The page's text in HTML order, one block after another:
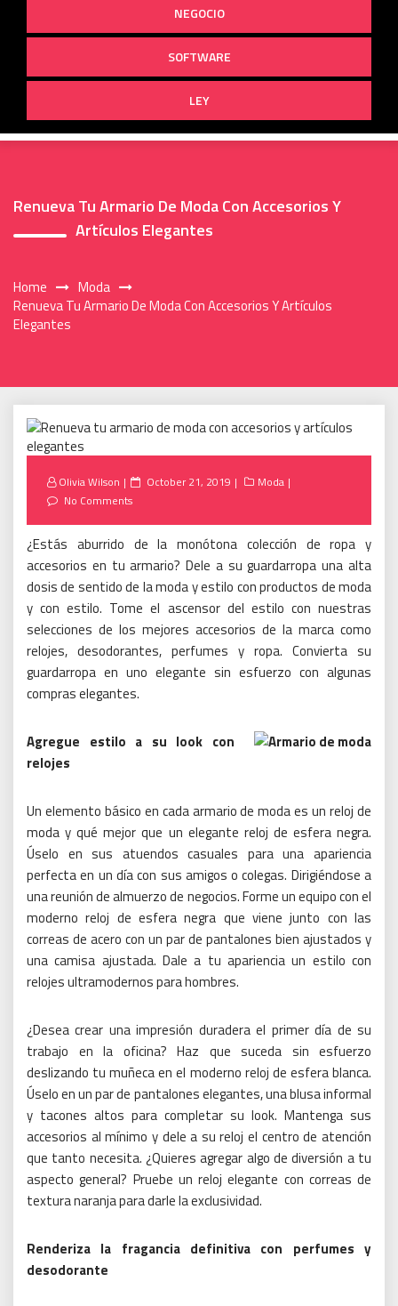
NEGOCIO
SOFTWARE
LEY
Renueva Tu Armario De Moda Con Accesorios Y
Artículos Elegantes
Home
Moda
Renueva Tu Armario De Moda Con Accesorios Y Artículos
Elegantes
Olivia Wilson
Posted
October 21, 2019
Moda
No Comments
¿Estás aburrido de la monótona colección de ropa y
accesorios en tu armario?Dele a su guardarropa una alta
dosis de sentido de la moda y estilo con productos de moda
y con estilo. Tome el ascensor del estilo con nuestras
selecciones de los mejores accesorios de la marca como
relojes, desodorantes, perfumes y ropa. Convierta su
guardarropa en uno elegante sin esfuerzo con algunas
compras elegantes.
Agregue estilo a su look con
relojes
Un elemento básico en cada armario de moda es un reloj de
moda y qué mejor que un elegante reloj de esfera negra.
Úselo en sus atuendos casuales para una apariencia
perfecta en un día con sus amigos o colegas. Dirigiéndose a
una reunión de almuerzo de negocios.Forme un equipo con el
moderno reloj de esfera negra que viene junto con las
correas de acero con un par de pantalones bien ajustados y
una camisa ajustada. Dale a tu apariencia un estilo con
relojes ultramodernos para hombres.
¿Desea crear una impresión duradera el primer día de su
trabajo en la oficina? Haz que suceda sin esfuerzo
deslizando tu muñeca en el moderno reloj de esfera blanca.
Úselo en un par de pantalones elegantes, una blusa informal
y tacones altos para completar su look. Mantenga sus
accesorios al mínimo y dele a su reloj el centro de atención
que tanto necesita. ¿Quieres agregar algo de diversión a tu
aspecto general? Pruebe un reloj elegante con correas de
textura naranja para darle la exclusividad.
Renderiza la fragancia definitiva con perfumes y
desodorante